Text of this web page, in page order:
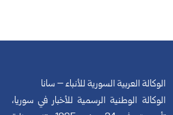
الوكالة العربية السورية للأنباء – سانا
الوكالة الوطنية الرسمية للأخبار في سوريا،